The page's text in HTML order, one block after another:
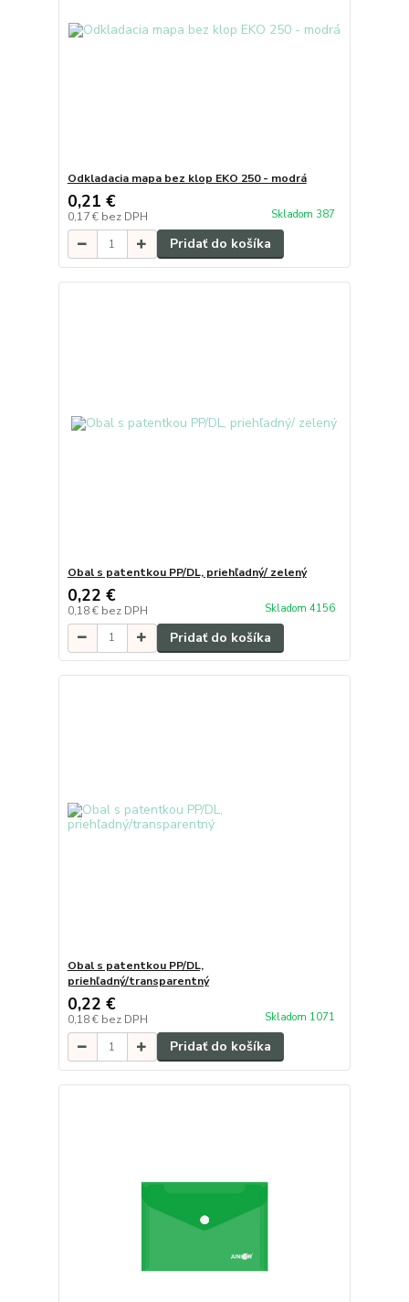
Odkladacia mapa bez klop EKO 250 - modrá
0,21 €
0,17 € bez DPH Skladom 387
Pridať do košíka
Obal s patentkou PP/DL, priehľadný/ zelený
0,22 €
0,18 € bez DPH Skladom 4156
Pridať do košíka
Obal s patentkou PP/DL,
priehľadný/transparentný
0,22 €
0,18 € bez DPH Skladom 1071
Pridať do košíka